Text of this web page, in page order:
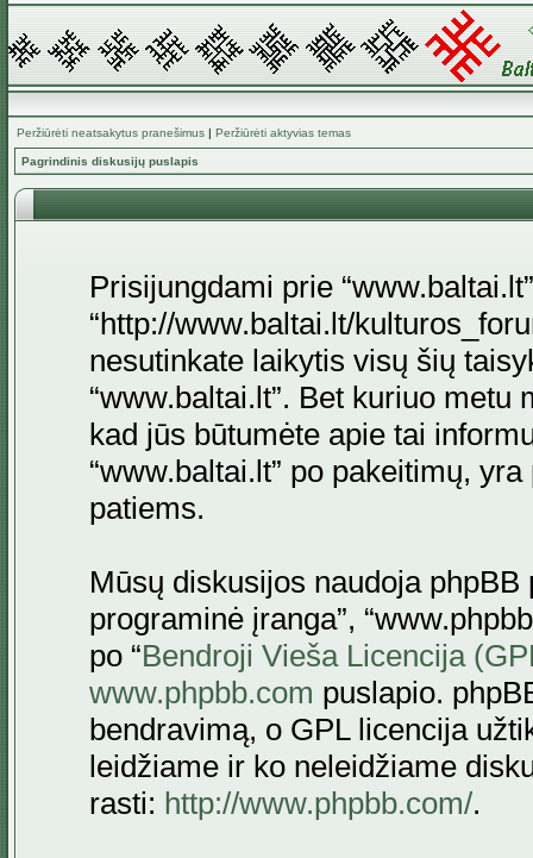
Peržiūrėti neatsakytus pranešimus | Peržiūrėti aktyvias temas
Pagrindinis diskusijų puslapis
Prisijungdami prie
“http://www.baltai.lt/
nesutinkate laikytis visų šių
“www.baltai.lt”. Bet kuriuo
kad jūs būtumėte apie tai
“www.baltai.lt” po pakeitimų,
patiems.
Mūsų diskusijos naudoja phpBB
programinė įranga”,
po “Bendroji Vieša Licencija
www.phpbb.com puslapio.
bendravimą, o GPL licencija
leidžiame ir ko neleidžiame
rasti: http://www.phpbb.com/.